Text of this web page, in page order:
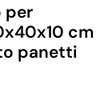
per
cm
panetti